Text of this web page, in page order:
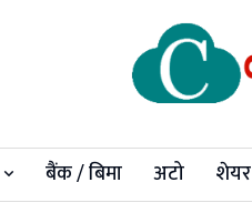
बैंक / बिमा अटो शेयर